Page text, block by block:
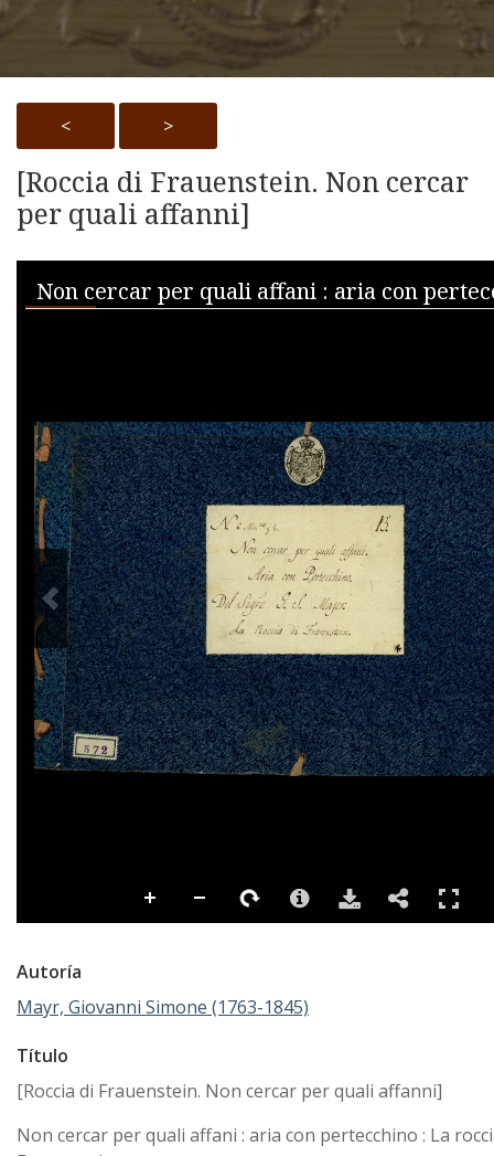
< >
[Roccia di Frauenstein. Non cercar
per quali affanni]
Media Viewer
PREVIOUS IMAGE
Autoría
Mayr, Giovanni Simone (1763-1845)
Título
[Roccia di Frauenstein. Non cercar per quali affanni]
Non cercar per quali affani : aria con pertecchino : La